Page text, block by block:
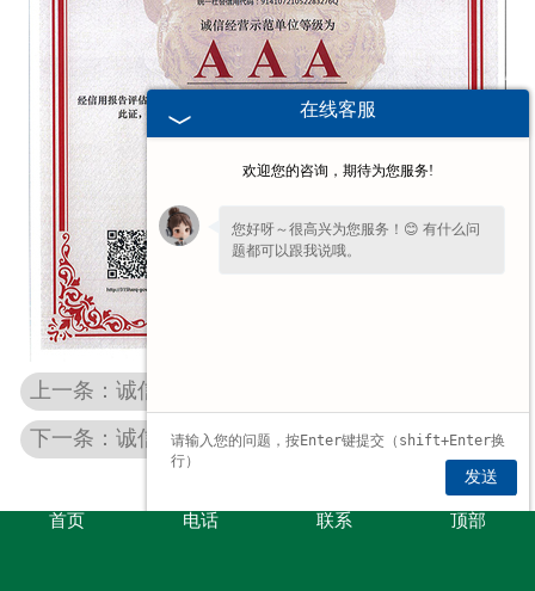
上一条：诚信企业家
下一条：诚信经理人
首页 电话 联系 顶部
在线客服
欢迎您的咨询，期待为您服务!
您好呀～很高兴为您服务！😊 有什么问
题都可以跟我说哦。
发送